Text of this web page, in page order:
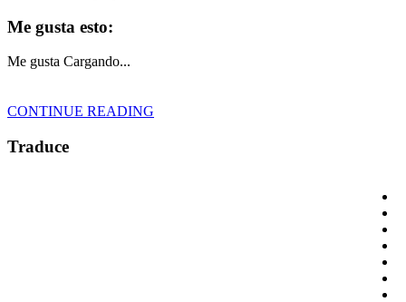
Me gusta esto:
Me gusta Cargando...
CONTINUE READING
Traduce